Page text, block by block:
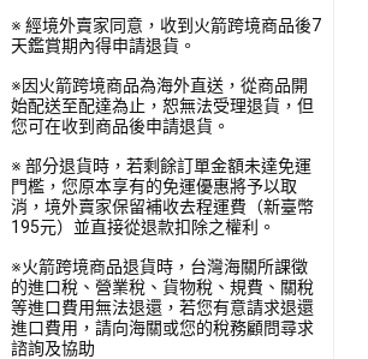
※ 經境外賣家同意，收到火箭跨境商品後7
天鑑賞期內得申請退貨。
※因火箭跨境商品為海外直送，從商品開
始配送至配達為止，恕無法受理退貨，但
您可在收到商品後申請退貨。
※ 部分退貨時，若剩餘訂單金額未達免運
門檻，您原本享有的免運優惠將予以取
消，境外賣家保留補收去程運費（新臺幣
195元）並直接從退款扣除之權利。
※火箭跨境商品退貨時，台灣海關所課徵
的進口稅、營業稅、貨物稅、規費、關稅
等進口費用無法退還，若您有意請求退還
進口費用，請向海關或您的稅務顧問尋求
諮詢及協助